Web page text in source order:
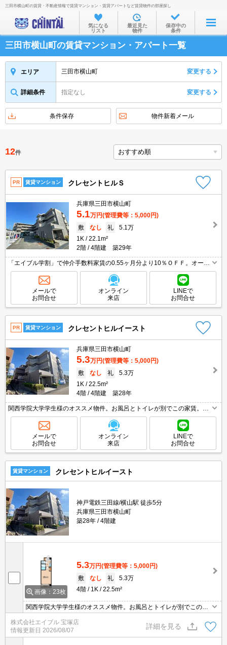
お部屋を探す
沿線・駅から
住所から
物件特集から
不動産会社から
TOP
三田市横山町の賃貸・不動産情報で賃貸マンション・賃貸アパートなど賃貸物件の部屋探し
気になる
リスト
最近見た
物件
保存中の
条件
三田市横山町の賃貸マンション・アパート一覧
エリア 三田市横山町 変更する
詳細条件 指定なし 変更する
条件保存 物件新着メール
12件
PR 賃貸マンション クレセントヒルＳ
兵庫県三田市横山町
5.1万円(管理費等：5,000円)
敷
なし 礼
5.1万
1K
22.1m²
2階
4階建 築29年
「エイブル学割」で仲介手数料家賃の0.55ヶ月分より10％ＯＦＦ。オート
ロック付きで、一人暮らしも安心。TVモニターホンで安心生活を!。安心
の鉄筋コンクリート造。初期費用・家賃カード払い可。
メールで
お問合せ
オンライン
来店
LINEで
お問合せ
PR 賃貸マンション クレセントヒルイースト
兵庫県三田市横山町
5.3万円(管理費等：5,000円)
敷
なし 礼
5.3万
1K
22.5m²
4階
4階建 築28年
関西学院大学学生様のオススメ物件。お風呂とトイレが別でこの家賃。TV
モニターホンで安心生活を!。安心の鉄筋コンクリート造。初めての一人暮
らしはこのお部屋から。初期費用・家賃カード払い可。
メールで
お問合せ
オンライン
来店
LINEで
お問合せ
賃貸マンション クレセントヒルイースト
神戸電鉄三田線/横山駅 徒歩5分
兵庫県三田市横山町
築28年
4階建
画像：23枚
5.3万円(管理費等：5,000円)
敷
なし 礼
5.3万
4階
1K 22.5m²
関西学院大学学生様のオススメ物件。お風呂とトイレが別でこの家
賃。TVモニターホンで安心生活を!。安心の鉄筋コンクリート造。初
めての一人暮らしはこのお部屋から。初期費用・家賃カード払い
可。
株式会社エイブル 宝塚店
情報更新日 2026/08/07
詳細を見る